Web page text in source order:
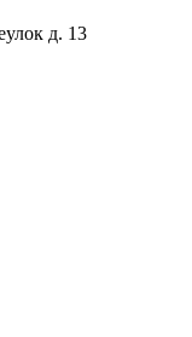
д. 13